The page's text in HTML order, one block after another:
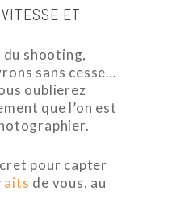
ET
du shooting,
sans cesse…
oublierez
que l’on est
pour capter
de vous, au